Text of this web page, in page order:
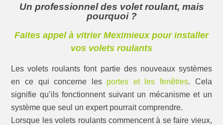
Un professionnel des volet roulant, mais
pourquoi ?
Faites appel à vitrier Meximieux pour installer
vos volets roulants
Les volets roulants font partie des nouveaux systèmes
en ce qui concerne les portes et les fenêtres. Cela
signifie qu’ils fonctionnent suivant un mécanisme et un
système que seul un expert pourrait comprendre.
Lorsque les volets roulants commencent à se faire vieux,